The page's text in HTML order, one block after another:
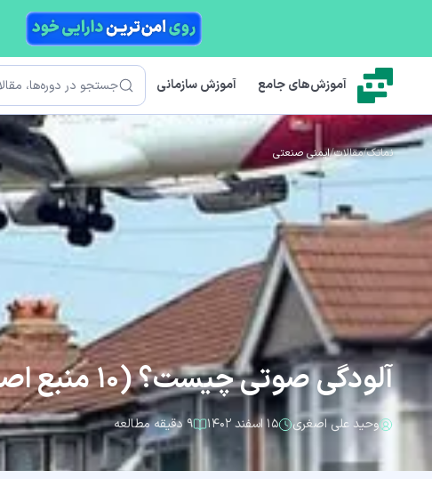
آموزش‌های جامع آموزش سازمانی جستجو
نماتک/مقالات/ایمنی صنعتی
آلودگی صوتی چیست؟ (10 منبع اصلی و نکات جلوگیری)
وحید علی اصغری ۱۵ اسفند ۱۴۰۲ ۹ دقیقه مطالعه